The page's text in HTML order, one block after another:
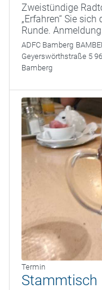
Zweistündige
„Erfahren“ Sie
Runde.
ADFC Bamberg
Geyerswörthstraße 5
Bamberg
Termin
Stammtisch